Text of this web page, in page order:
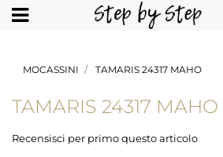
Open
MOCASSINI TAMARIS 24317 MAHO
TAMARIS 24317 MAHO
Recensisci per primo questo articolo